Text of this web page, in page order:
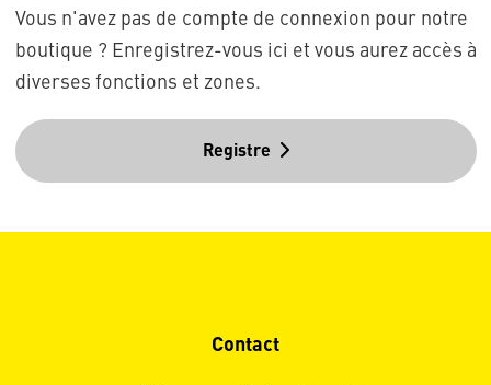
Vous n'avez pas de compte de connexion pour notre
boutique ? Enregistrez-vous ici et vous aurez accès à
diverses fonctions et zones.
Registre
Contact